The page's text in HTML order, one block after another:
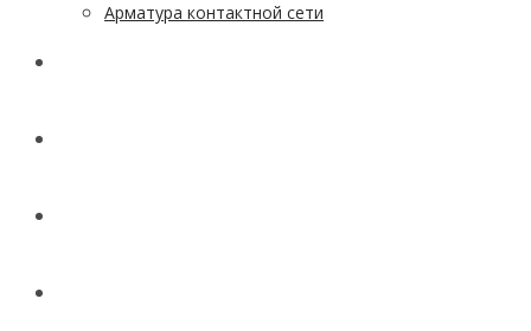
Арматура контактной сети